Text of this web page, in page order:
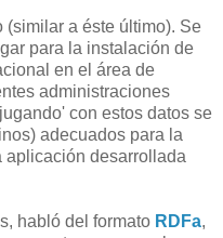
(similar a éste último). Se
para la instalación de
en el área de
administraciones
con estos datos se
adecuados para la
aplicación desarrollada
habló del formato RDFa,